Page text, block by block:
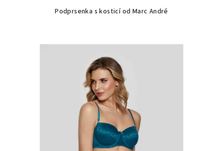
Podprsenka s kosticí od Marc André